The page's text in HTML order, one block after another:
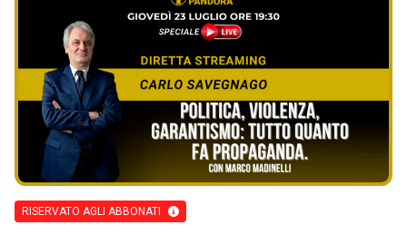
RISERVATO AGLI ABBONATI